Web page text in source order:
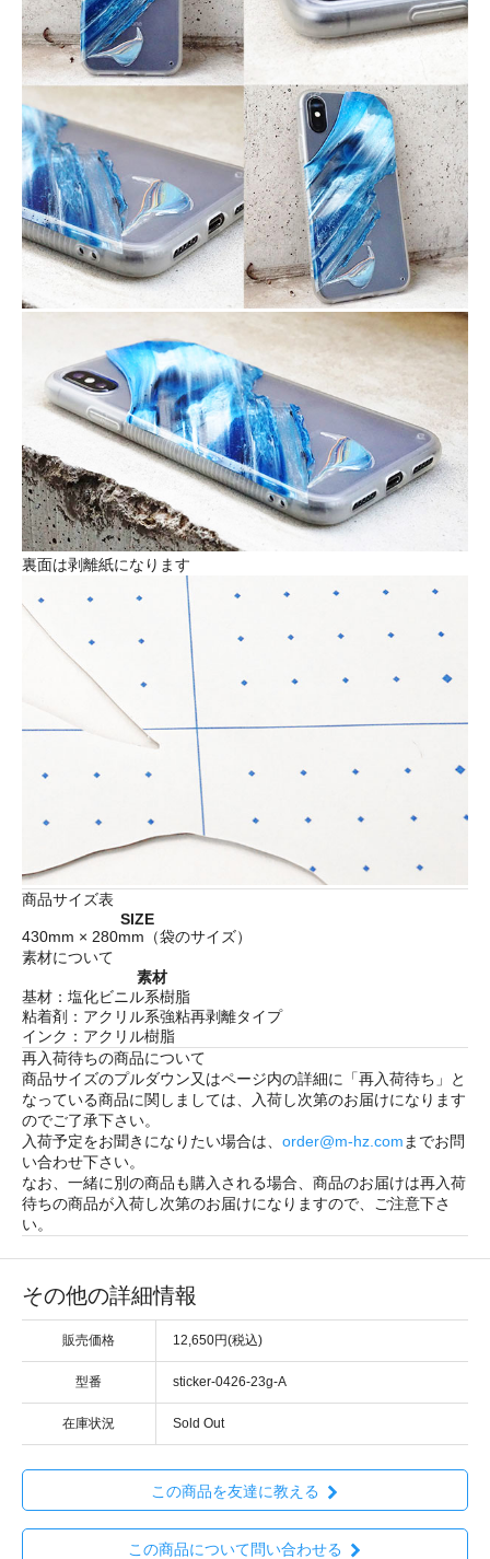
裏面は剥離紙になります
商品サイズ表
SIZE
430mm × 280mm（袋のサイズ）
素材について
素材
基材：塩化ビニル系樹脂
粘着剤：アクリル系強粘再剥離タイプ
インク：アクリル樹脂
再入荷待ちの商品について
商品サイズのプルダウン又はページ内の詳細に「再入荷待ち 」と
なっている商品に関しましては、入荷し次第のお届けになります
のでご了承下さい。
入荷予定をお聞きになりたい場合は、 order@m-hz.comまでお問
い合わせ下さい。
なお、一緒に別の商品も購入される場合、商品のお届けは再入荷
待ちの商品が入荷し次第のお届けになりますので、ご注意下さ
い。
その他の詳細情報
販売価格 12,650円(税込)
型番 sticker-0426-23g-A
在庫状況 Sold Out
この商品を友達に教える
この商品について問い合わせる